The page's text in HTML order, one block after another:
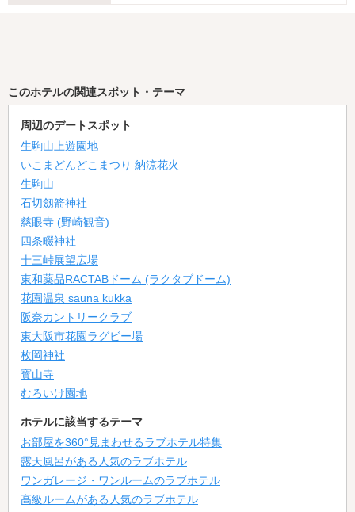
このホテルの関連スポット・テーマ
周辺のデートスポット
生駒山上遊園地
いこまどんどこまつり 納涼花火
生駒山
石切劔箭神社
慈眼寺 (野崎観音)
四条畷神社
十三峠展望広場
東和薬品RACTABドーム (ラクタブドーム)
花園温泉 sauna kukka
阪奈カントリークラブ
東大阪市花園ラグビー場
枚岡神社
寳山寺
むろいけ園地
ホテルに該当するテーマ
お部屋を360°見まわせるラブホテル特集
露天風呂がある人気のラブホテル
ワンガレージ・ワンルームのラブホテル
高級ルームがある人気のラブホテル